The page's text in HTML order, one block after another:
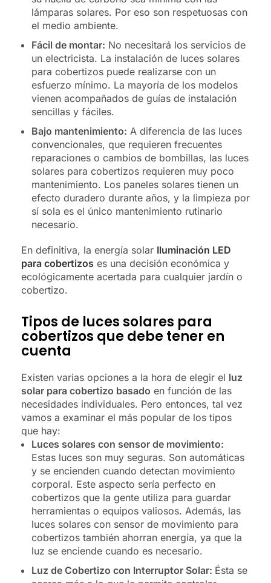
lámparas solares. Por eso son respetuosas con
el medio ambiente.
Fácil de montar: No necesitará los servicios de
un electricista. La instalación de luces solares
para cobertizos puede realizarse con un
esfuerzo mínimo. La mayoría de los modelos
vienen acompañados de guías de instalación
sencillas y fáciles.
Bajo mantenimiento: A diferencia de las luces
convencionales, que requieren frecuentes
reparaciones o cambios de bombillas, las luces
solares para cobertizos requieren muy poco
mantenimiento. Los paneles solares tienen un
efecto duradero durante años, y la limpieza por
sí sola es el único mantenimiento rutinario
necesario.
En definitiva, la energía solar Iluminación LED
para cobertizos es una decisión económica y
ecológicamente acertada para cualquier jardín o
cobertizo.
Tipos de luces solares para
cobertizos que debe tener en
cuenta
Existen varias opciones a la hora de elegir el luz
solar para cobertizo basado en función de las
necesidades individuales. Pero entonces, tal vez
vamos a examinar el más popular de los tipos
que hay:
Luces solares con sensor de movimiento:
Estas luces son muy seguras. Son automáticas
y se encienden cuando detectan movimiento
corporal. Este aspecto sería perfecto en
cobertizos que la gente utiliza para guardar
herramientas o equipos valiosos. Además, las
luces solares con sensor de movimiento para
cobertizos también ahorran energía, ya que la
luz se enciende cuando es necesario.
Luz de Cobertizo con Interruptor Solar: Ésta se